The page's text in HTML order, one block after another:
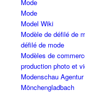
Mode
Mode
Model Wiki
Modèle de défilé de
défilé de mode
Modèles de
production photo et
Modenschau Agentur
Mönchengladbach